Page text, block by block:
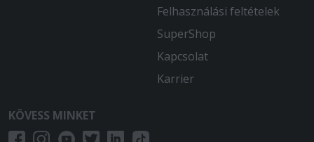
Felhasználási feltételek
SuperShop
Kapcsolat
Karrier
KÖVESS MINKET